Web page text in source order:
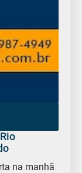
na manhã